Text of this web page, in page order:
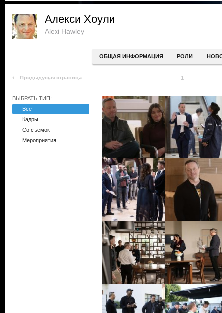
Алекси Хоули
Alexi Hawley
ОБЩАЯ ИНФОРМАЦИЯ РОЛИ
Предыдущая страница 1
ВЫБРАТЬ ТИП:
Все
Кадры
Со съемок
Мероприятия